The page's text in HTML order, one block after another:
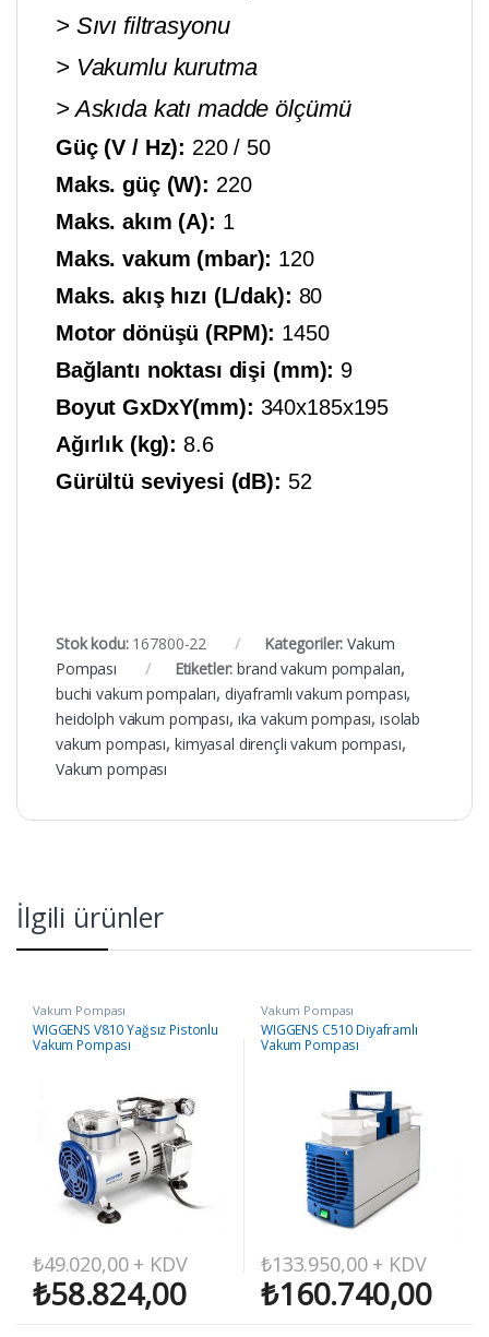
> Sıvı filtrasyonu
> Vakumlu kurutma
> Askıda katı madde ölçümü
Güç (V / Hz): 220 / 50
Maks. güç (W): 220
Maks. akım (A): 1
Maks. vakum (mbar): 120
Maks. akış hızı (L/dak): 80
Motor dönüşü (RPM): 1450
Bağlantı noktası dişi (mm): 9
Boyut GxDxY(mm): 340x185x195
Ağırlık (kg): 8.6
Gürültü seviyesi (dB): 52
Stok kodu: 167800-22 Kategoriler:Vakum
Pompası
Etiketler:brand vakum pompaları,
buchi vakum pompaları, diyaframlı vakum pompası,
heidolph vakum pompası, ıka vakum pompası,ısolab
vakum pompası, kimyasal dirençli vakum pompası,
Vakum pompası
İlgili ürünler
Vakum Pompası
WIGGENS V810 Yağsız Pistonlu
Vakum Pompası
₺49.020,00+ KDV
₺58.824,00
Vakum Pompası
WIGGENS C510 Diyaframlı
Vakum Pompası
₺133.950,00+ KDV
₺160.740,00